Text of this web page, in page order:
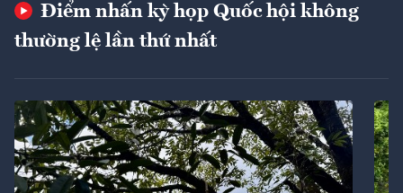
Điểm nhấn kỳ họp Quốc hội không
thường lệ lần thứ nhất